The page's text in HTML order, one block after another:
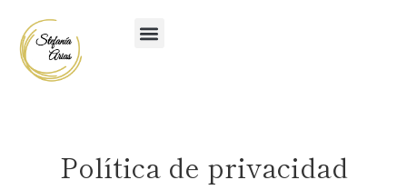
Política de privacidad